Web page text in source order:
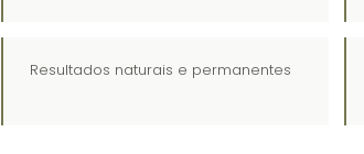
Resultados naturais e permanentes